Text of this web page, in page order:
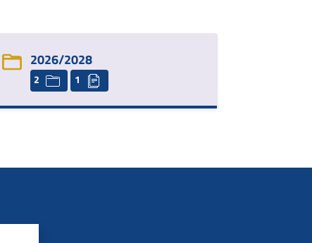
2026/2028
2 1